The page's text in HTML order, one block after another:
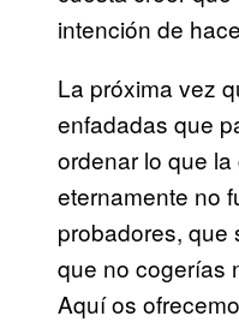
intención de
La próxima vez
enfadadas que
ordenar lo que
eternamente no
probadores, que
que no cogerías
Aquí os